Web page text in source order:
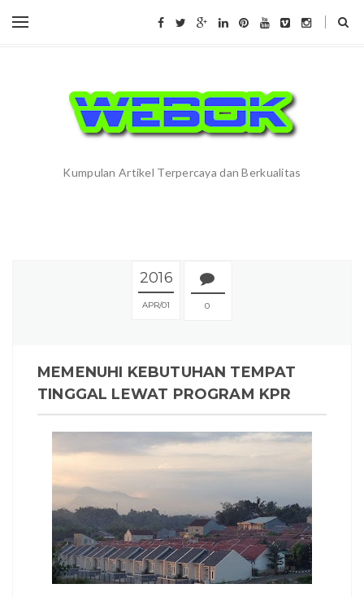
Kumpulan Artikel Terpercaya dan Berkualitas
2016
APR 01 0
MEMENUHI KEBUTUHAN TEMPAT
TINGGAL LEWAT PROGRAM KPR